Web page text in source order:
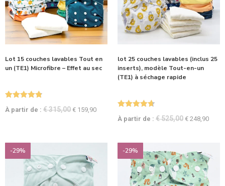
Lot 15 couches lavables Tout en
un (TE1) Microfibre – Effet au sec
sur 5
À partir de : €315,00 € 159,90
lot 25 couches lavables (inclus 25
inserts), modèle Tout-en-un
(TE1) à séchage rapide
sur 5
À partir de : €525,00 € 248,90
-29% -29%